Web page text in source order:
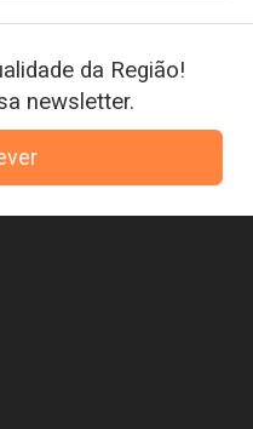
da Região!
newsletter.